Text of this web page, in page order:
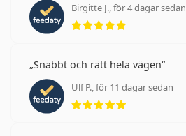
Birgitte J., för 4 dagar sedan
Betyg 5 av 5
Snabbt och rätt hela vägen
Ulf P., för 11 dagar sedan
Betyg 5 av 5